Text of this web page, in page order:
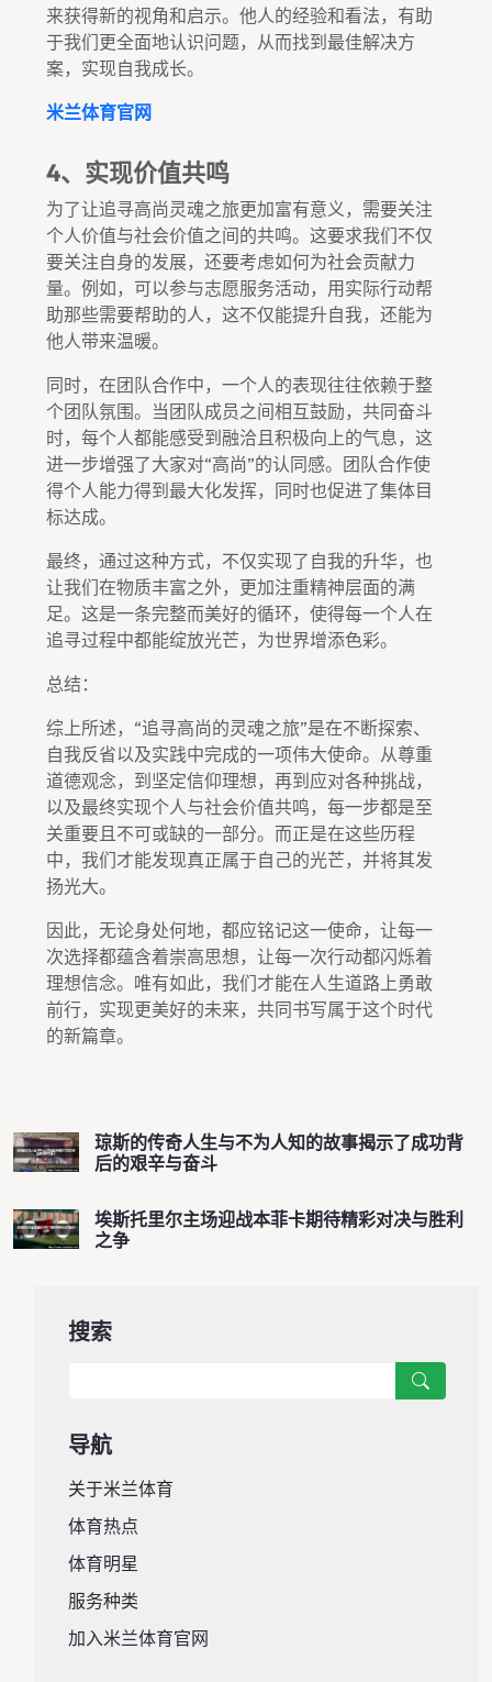
来获得新的视角和启示。他人的经验和看法，有助
于我们更全面地认识问题，从而找到最佳解决方
案，实现自我成长。
米兰体育官网
4、实现价值共鸣
为了让追寻高尚灵魂之旅更加富有意义，需要关注
个人价值与社会价值之间的共鸣。这要求我们不仅
要关注自身的发展，还要考虑如何为社会贡献力
量。例如，可以参与志愿服务活动，用实际行动帮
助那些需要帮助的人，这不仅能提升自我，还能为
他人带来温暖。
同时，在团队合作中，一个人的表现往往依赖于整
个团队氛围。当团队成员之间相互鼓励，共同奋斗
时，每个人都能感受到融洽且积极向上的气息，这
进一步增强了大家对“高尚”的认同感。团队合作使
得个人能力得到最大化发挥，同时也促进了集体目
标达成。
最终，通过这种方式，不仅实现了自我的升华，也
让我们在物质丰富之外，更加注重精神层面的满
足。这是一条完整而美好的循环，使得每一个人在
追寻过程中都能绽放光芒，为世界增添色彩。
总结：
综上所述，“追寻高尚的灵魂之旅”是在不断探索、
自我反省以及实践中完成的一项伟大使命。从尊重
道德观念，到坚定信仰理想，再到应对各种挑战，
以及最终实现个人与社会价值共鸣，每一步都是至
关重要且不可或缺的一部分。而正是在这些历程
中，我们才能发现真正属于自己的光芒，并将其发
扬光大。
因此，无论身处何地，都应铭记这一使命，让每一
次选择都蕴含着崇高思想，让每一次行动都闪烁着
理想信念。唯有如此，我们才能在人生道路上勇敢
前行，实现更美好的未来，共同书写属于这个时代
的新篇章。
琼斯的传奇人生与不为人知的故事揭示了成功背
后的艰辛与奋斗
埃斯托里尔主场迎战本菲卡期待精彩对决与胜利
之争
搜索
导航
关于米兰体育
体育热点
体育明星
服务种类
加入米兰体育官网